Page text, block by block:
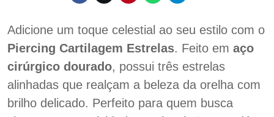
Adicione um toque celestial ao seu estilo com o
Piercing Cartilagem Estrelas. Feito em aço
cirúrgico dourado, possui três estrelas
alinhadas que realçam a beleza da orelha com
brilho delicado. Perfeito para quem busca